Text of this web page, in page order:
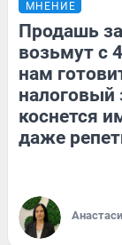
МНЕНИЕ
Продашь
возьмут с
нам
налоговый
коснется
даже